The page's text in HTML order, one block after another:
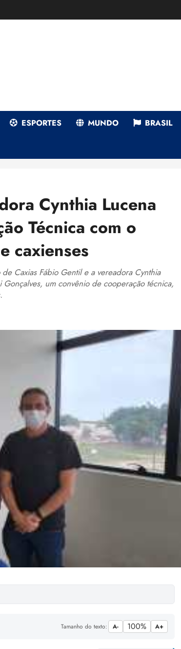
ESPORTES MUNDO BRASIL
Cynthia Lucena
Técnica com o
caxienses
Caxias Fábio Gentil e a vereadora Cynthia
um convênio de cooperação técnica,
Tamanho do texto: A- 100% A+